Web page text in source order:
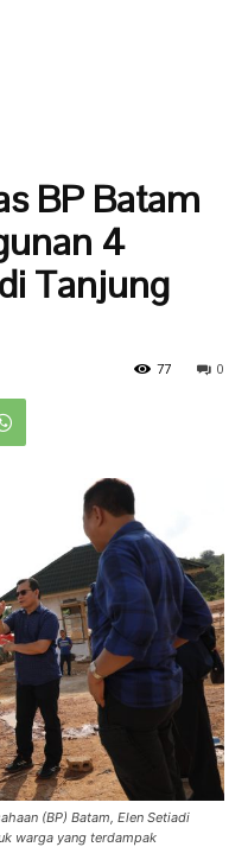
BP Batam
4
Tanjung
0
77
(BP) Batam, Elen Setiadi
warga yang terdampak